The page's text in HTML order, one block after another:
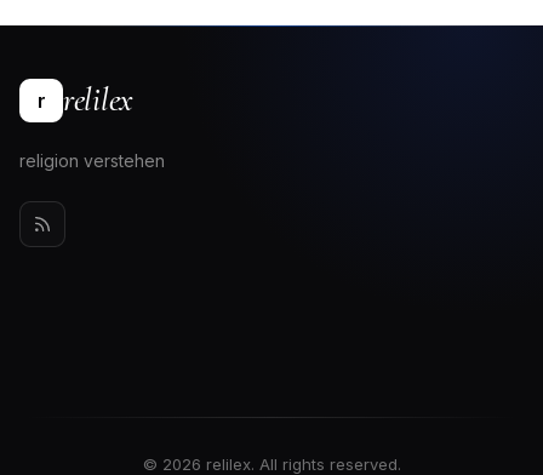
r relilex
religion verstehen
© 2026 relilex. All rights reserved.